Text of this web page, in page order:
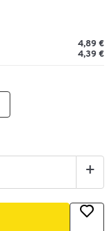
4,89 €
4,39 €
+